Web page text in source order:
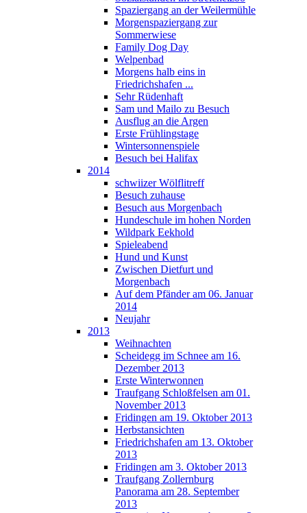
Spaziergang an der Weilermühle
Morgenspaziergang zur
Sommerwiese
Family Dog Day
Welpenbad
Morgens halb eins in
Friedrichshafen ...
Sehr Rüdenhaft
Sam und Mailo zu Besuch
Ausflug an die Argen
Erste Frühlingstage
Wintersonnenspiele
Besuch bei Halifax
2014
schwiizer Wölflitreff
Besuch zuhause
Besuch aus Morgenbach
Hundeschule im hohen Norden
Wildpark Eekhold
Spieleabend
Hund und Kunst
Zwischen Dietfurt und
Morgenbach
Auf dem Pfänder am 06. Januar
2014
Neujahr
2013
Weihnachten
Scheidegg im Schnee am 16.
Dezember 2013
Erste Winterwonnen
Traufgang Schloßfelsen am 01.
November 2013
Fridingen am 19. Oktober 2013
Herbstansichten
Friedrichshafen am 13. Oktober
2013
Fridingen am 3. Oktober 2013
Traufgang Zollernburg
Panorama am 28. September
2013